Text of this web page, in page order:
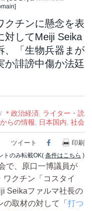
クチンに懸念を表
対してMeiji Seika
、「生物兵器まが
か誹謗中傷か法廷
/ ＊政治経済, ライター・読
らの情報, 日本国内, 社会
ツイート Facebook
印刷
トのみ転載OK( 条件はこちら )
で、原口一博議員が
クチン「コスタイ
Seikaファルマ社長の
取材の対して「 打つ